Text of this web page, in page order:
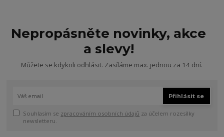
Nepropásněte novinky, akce
a slevy!
Můžete se kdykoli odhlásit. Zasíláme max. jednou za 14 dní.
Přihlásit se
Souhlasím se zpracováním osobních údajů za účelem rozesílky
newsletteru.